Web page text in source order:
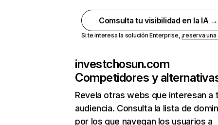
Comsulta tu visibilidad en la IA →
Si te interesa la solución Enterprise,¡reserva
investchosun.com
Competidores y
Revela otras webs que interesan a
audiencia. Consulta la lista de
por los que navegan los usuarios a